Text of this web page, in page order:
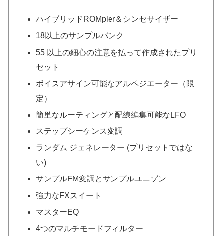
ハイブリッドROMpler＆シンセサイザー
18以上のサンプルバンク
55 以上の細心の注意を払って作成されたプリ
セット
ボイスアサイン可能なアルペジエーター（限
定）
簡単なルーティングと配線編集可能なLFO
ステップシーケンス変調
ランダム ジェネレーター (プリセットではな
い)
サンプルFM変調とサンプルユニゾン
強力なFXスイート
マスターEQ
4つのマルチモードフィルター